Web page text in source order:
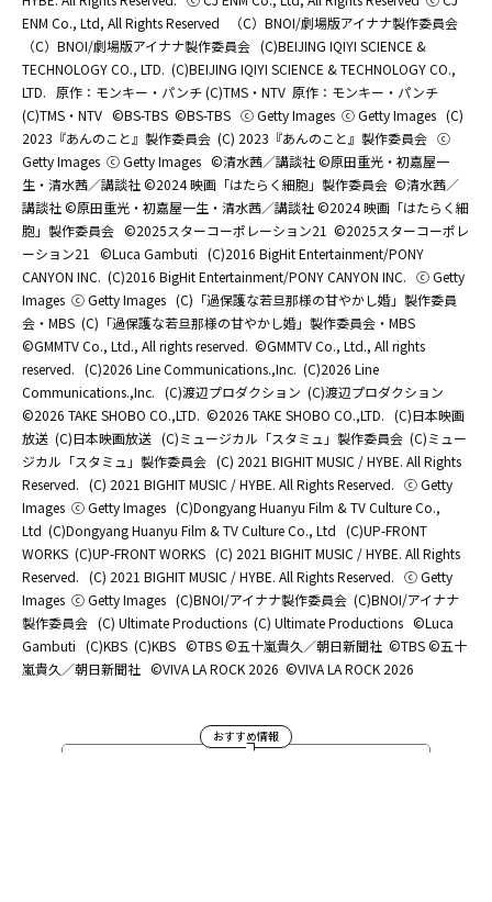
ENM Co., Ltd, All Rights Reserved
（C）BNOI/劇場版アイナナ製作委員会
（C）BNOI/劇場版アイナナ製作委員会 (C)BEIJING IQIYI SCIENCE &
TECHNOLOGY CO., LTD. (C)BEIJING IQIYI SCIENCE & TECHNOLOGY CO.,
LTD.
原作：モンキー・パンチ (C)TMS・NTV 原作：モンキー・パンチ
(C)TMS・NTV ©BS-TBS ©BS-TBS ⓒ Getty Images ⓒ Getty Images (C)
2023『あんのこと』製作委員会 (C) 2023『あんのこと』製作委員会 ⓒ
Getty Images ⓒ Getty Images ©清水茜／講談社 ©原田重光・初嘉屋一
生・清水茜／講談社 ©2024 映画「はたらく細胞」製作委員会 ©清水茜／
講談社 ©原田重光・初嘉屋一生・清水茜／講談社 ©2024 映画「はたらく細
胞」製作委員会 ©2025スターコーポレーション21 ©2025スターコーポレ
ーション21
©Luca Gambuti (C)2016 BigHit Entertainment/PONY
CANYON INC. (C)2016 BigHit Entertainment/PONY CANYON INC. ⓒ Getty
Images ⓒ Getty Images (C)「過保護な若旦那様の甘やかし婚」製作委員
会・MBS (C)「過保護な若旦那様の甘やかし婚」製作委員会・MBS
©GMMTV Co., Ltd., All rights reserved. ©GMMTV Co., Ltd., All rights
reserved. (C)2026 Line Communications.,Inc. (C)2026 Line
Communications.,Inc. (C)渡辺プロダクション (C)渡辺プロダクション
©2026 TAKE SHOBO CO.,LTD. ©2026 TAKE SHOBO CO.,LTD. (C)日本映画
放送 (C)日本映画放送 (C)ミュージカル「スタミュ」製作委員会 (C)ミュー
ジカル「スタミュ」製作委員会 (C) 2021 BIGHIT MUSIC / HYBE. All Rights
Reserved. (C) 2021 BIGHIT MUSIC / HYBE. All Rights Reserved. ⓒ Getty
Images ⓒ Getty Images (C)Dongyang Huanyu Film & TV Culture Co.,
Ltd (C)Dongyang Huanyu Film & TV Culture Co., Ltd (C)UP-FRONT
WORKS (C)UP-FRONT WORKS (C) 2021 BIGHIT MUSIC / HYBE. All Rights
Reserved. (C) 2021 BIGHIT MUSIC / HYBE. All Rights Reserved. ⓒ Getty
Images ⓒ Getty Images (C)BNOI/アイナナ製作委員会 (C)BNOI/アイナナ
製作委員会 (C) Ultimate Productions (C) Ultimate Productions ©Luca
Gambuti (C)KBS (C)KBS ©TBS ©五十嵐貴久／朝日新聞社 ©TBS ©五十
嵐貴久／朝日新聞社 ©️VIVA LA ROCK 2026 ©️VIVA LA ROCK 2026
おすすめ情報